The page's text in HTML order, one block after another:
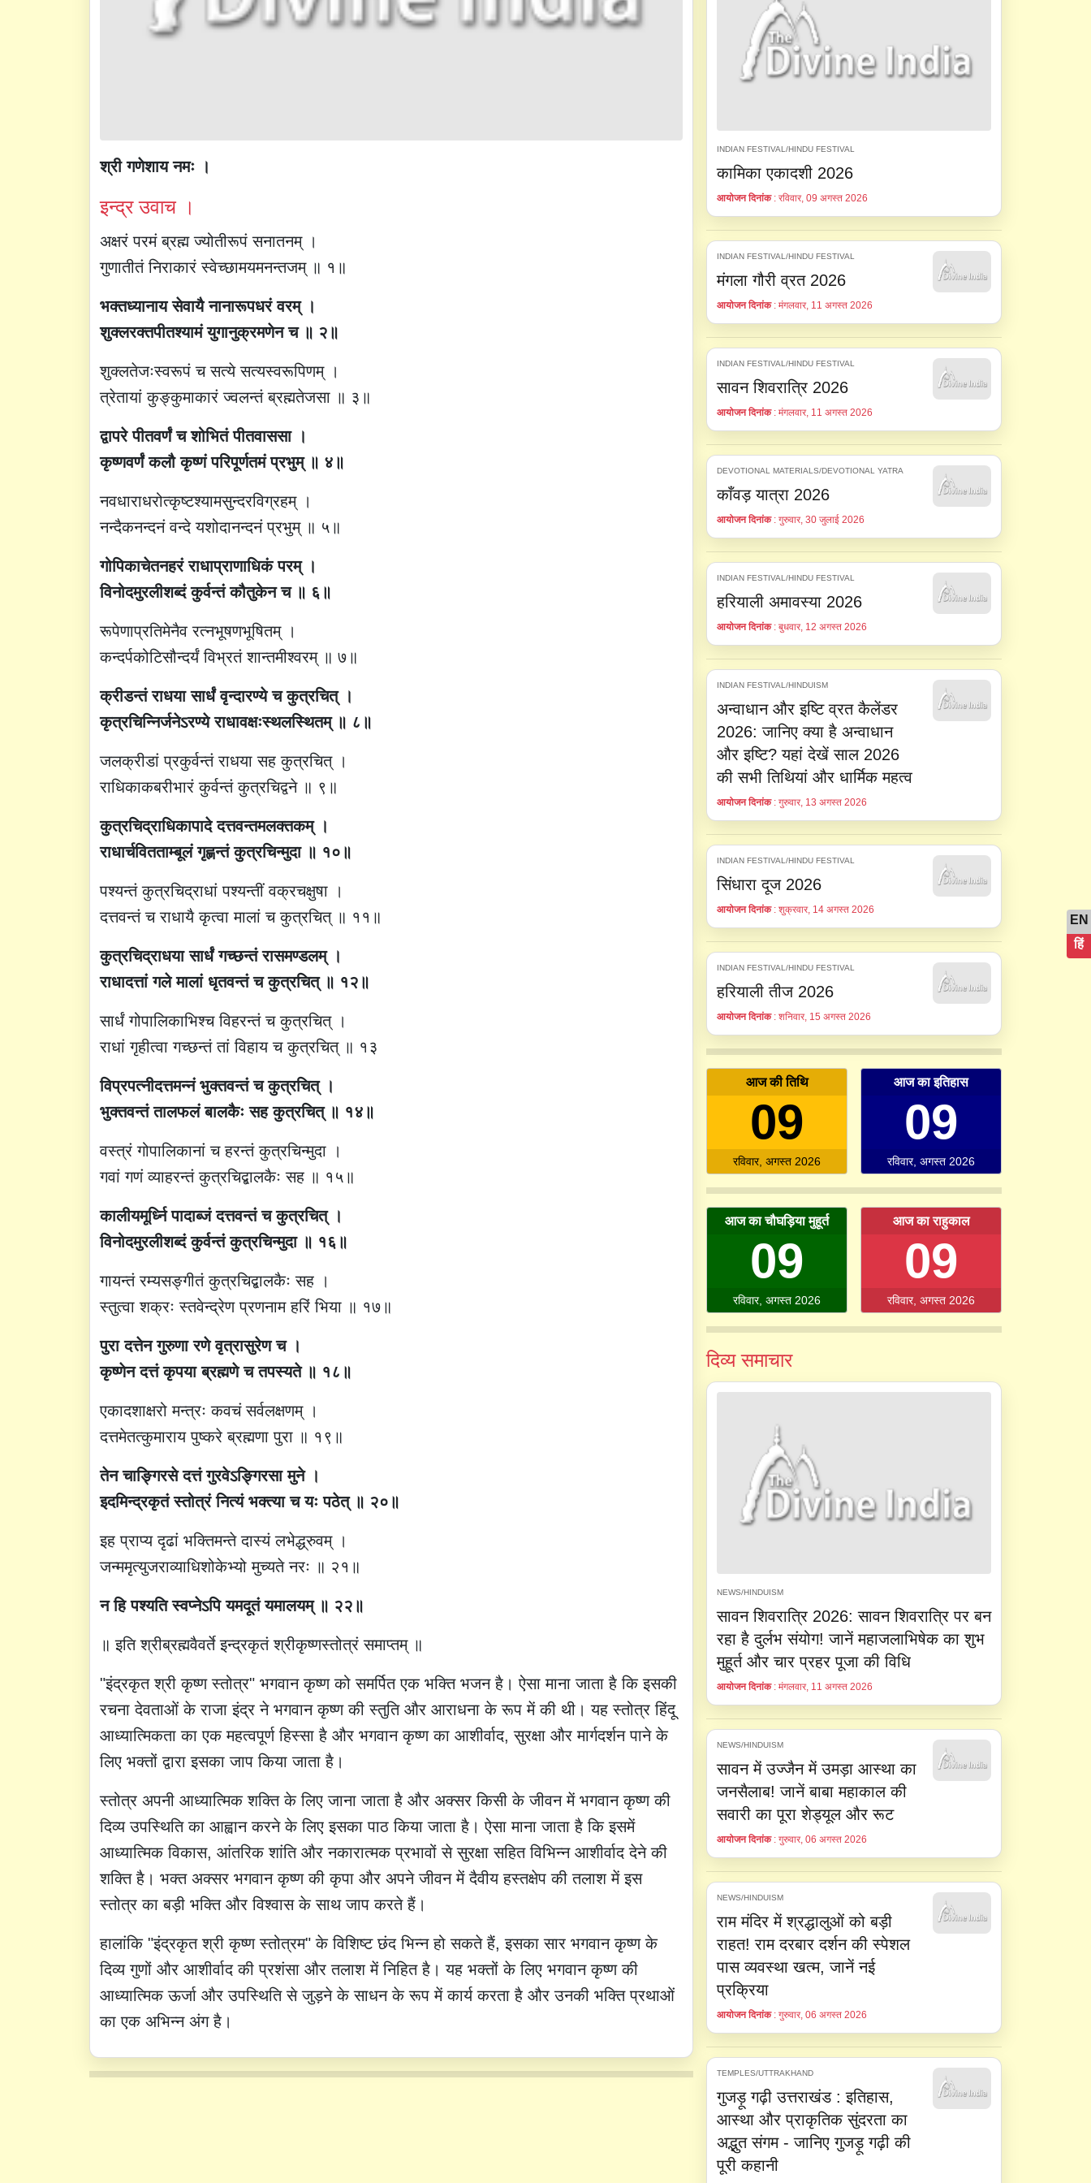
श्री गणेशाय नमः ।
इन्द्र उवाच ।
अक्षरं परमं ब्रह्म ज्योतीरूपं सनातनम् ।
गुणातीतं निराकारं स्वेच्छामयमनन्तजम् ॥ १॥
भक्तध्यानाय सेवायै नानारूपधरं वरम् ।
शुक्लरक्तपीतश्यामं युगानुक्रमणेन च ॥ २॥
शुक्लतेजःस्वरूपं च सत्ये सत्यस्वरूपिणम् ।
त्रेतायां कुङ्कुमाकारं ज्वलन्तं ब्रह्मतेजसा ॥ ३॥
द्वापरे पीतवर्णं च शोभितं पीतवाससा ।
कृष्णवर्णं कलौ कृष्णं परिपूर्णतमं प्रभुम् ॥ ४॥
नवधाराधरोत्कृष्टश्यामसुन्दरविग्रहम् ।
नन्दैकनन्दनं वन्दे यशोदानन्दनं प्रभुम् ॥ ५॥
गोपिकाचेतनहरं राधाप्राणाधिकं परम् ।
विनोदमुरलीशब्दं कुर्वन्तं कौतुकेन च ॥ ६॥
रूपेणाप्रतिमेनैव रत्नभूषणभूषितम् ।
कन्दर्पकोटिसौन्दर्यं विभ्रतं शान्तमीश्वरम् ॥ ७॥
क्रीडन्तं राधया सार्धं वृन्दारण्ये च कुत्रचित् ।
कृत्रचिन्निर्जनेऽरण्ये राधावक्षःस्थलस्थितम् ॥ ८॥
जलक्रीडां प्रकुर्वन्तं राधया सह कुत्रचित् ।
राधिकाकबरीभारं कुर्वन्तं कुत्रचिद्वने ॥ ९॥
कुत्रचिद्राधिकापादे दत्तवन्तमलक्तकम् ।
राधार्चवितताम्बूलं गृह्णन्तं कुत्रचिन्मुदा ॥ १०॥
पश्यन्तं कुत्रचिद्राधां पश्यन्तीं वक्रचक्षुषा ।
दत्तवन्तं च राधायै कृत्वा मालां च कुत्रचित् ॥ ११॥
कुत्रचिद्राधया सार्धं गच्छन्तं रासमण्डलम् ।
राधादत्तां गले मालां धृतवन्तं च कुत्रचित् ॥ १२॥
सार्धं गोपालिकाभिश्च विहरन्तं च कुत्रचित् ।
राधां गृहीत्वा गच्छन्तं तां विहाय च कुत्रचित् ॥ १३
विप्रपत्नीदत्तमन्नं भुक्तवन्तं च कुत्रचित् ।
भुक्तवन्तं तालफलं बालकैः सह कुत्रचित् ॥ १४॥
वस्त्रं गोपालिकानां च हरन्तं कुत्रचिन्मुदा ।
गवां गणं व्याहरन्तं कुत्रचिद्बालकैः सह ॥ १५॥
कालीयमूर्ध्नि पादाब्जं दत्तवन्तं च कुत्रचित् ।
विनोदमुरलीशब्दं कुर्वन्तं कुत्रचिन्मुदा ॥ १६॥
गायन्तं रम्यसङ्गीतं कुत्रचिद्बालकैः सह ।
स्तुत्वा शक्रः स्तवेन्द्रेण प्रणनाम हरिं भिया ॥ १७॥
पुरा दत्तेन गुरुणा रणे वृत्रासुरेण च ।
कृष्णेन दत्तं कृपया ब्रह्मणे च तपस्यते ॥ १८॥
एकादशाक्षरो मन्त्रः कवचं सर्वलक्षणम् ।
दत्तमेतत्कुमाराय पुष्करे ब्रह्मणा पुरा ॥ १९॥
तेन चाङ्गिरसे दत्तं गुरवेऽङ्गिरसा मुने ।
इदमिन्द्रकृतं स्तोत्रं नित्यं भक्त्या च यः पठेत् ॥ २०॥
इह प्राप्य दृढां भक्तिमन्ते दास्यं लभेद्ध्रुवम् ।
जन्ममृत्युजराव्याधिशोकेभ्यो मुच्यते नरः ॥ २१॥
न हि पश्यति स्वप्नेऽपि यमदूतं यमालयम् ॥ २२॥
॥ इति श्रीब्रह्मवैवर्ते इन्द्रकृतं श्रीकृष्णस्तोत्रं समाप्तम् ॥
"इंद्रकृत श्री कृष्ण स्तोत्र" भगवान कृष्ण को समर्पित एक भक्ति भजन है। ऐसा माना जाता है कि इसकी
रचना देवताओं के राजा इंद्र ने भगवान कृष्ण की स्तुति और आराधना के रूप में की थी। यह स्तोत्र हिंदू
आध्यात्मिकता का एक महत्वपूर्ण हिस्सा है और भगवान कृष्ण का आशीर्वाद, सुरक्षा और मार्गदर्शन पाने के
लिए भक्तों द्वारा इसका जाप किया जाता है।
स्तोत्र अपनी आध्यात्मिक शक्ति के लिए जाना जाता है और अक्सर किसी के जीवन में भगवान कृष्ण की
दिव्य उपस्थिति का आह्वान करने के लिए इसका पाठ किया जाता है। ऐसा माना जाता है कि इसमें
आध्यात्मिक विकास, आंतरिक शांति और नकारात्मक प्रभावों से सुरक्षा सहित विभिन्न आशीर्वाद देने की
शक्ति है। भक्त अक्सर भगवान कृष्ण की कृपा और अपने जीवन में दैवीय हस्तक्षेप की तलाश में इस
स्तोत्र का बड़ी भक्ति और विश्वास के साथ जाप करते हैं।
हालांकि "इंद्रकृत श्री कृष्ण स्तोत्रम" के विशिष्ट छंद भिन्न हो सकते हैं, इसका सार भगवान कृष्ण के
दिव्य गुणों और आशीर्वाद की प्रशंसा और तलाश में निहित है। यह भक्तों के लिए भगवान कृष्ण की
आध्यात्मिक ऊर्जा और उपस्थिति से जुड़ने के साधन के रूप में कार्य करता है और उनकी भक्ति प्रथाओं
का एक अभिन्न अंग है।
INDIAN FESTIVAL/HINDU FESTIVAL
कामिका एकादशी 2026
आयोजन दिनांक: रविवार, 09 अगस्त 2026
INDIAN FESTIVAL/HINDU FESTIVAL
मंगला गौरी व्रत 2026
आयोजन दिनांक: मंगलवार, 11 अगस्त 2026
INDIAN FESTIVAL/HINDU FESTIVAL
सावन शिवरात्रि 2026
आयोजन दिनांक: मंगलवार, 11 अगस्त 2026
DEVOTIONAL MATERIALS/DEVOTIONAL YATRA
काँवड़ यात्रा 2026
आयोजन दिनांक: गुरुवार, 30 जुलाई 2026
INDIAN FESTIVAL/HINDU FESTIVAL
हरियाली अमावस्या 2026
आयोजन दिनांक: बुधवार, 12 अगस्त 2026
INDIAN FESTIVAL/HINDUISM
अन्वाधान और इष्टि व्रत कैलेंडर
2026: जानिए क्या है अन्वाधान
और इष्टि? यहां देखें साल 2026
की सभी तिथियां और धार्मिक महत्व
आयोजन दिनांक: गुरुवार, 13 अगस्त 2026
INDIAN FESTIVAL/HINDU FESTIVAL
सिंधारा दूज 2026
आयोजन दिनांक: शुक्रवार, 14 अगस्त 2026
INDIAN FESTIVAL/HINDU FESTIVAL
हरियाली तीज 2026
आयोजन दिनांक: शनिवार, 15 अगस्त 2026
आज की तिथि
09
रविवार, अगस्त 2026
आज का इतिहास
09
रविवार, अगस्त 2026
आज का चौघड़िया मुहूर्त
09
रविवार, अगस्त 2026
आज का राहुकाल
09
रविवार, अगस्त 2026
दिव्य समाचार
NEWS/HINDUISM
सावन शिवरात्रि 2026: सावन शिवरात्रि पर बन
रहा है दुर्लभ संयोग! जानें महाजलाभिषेक का शुभ
मुहूर्त और चार प्रहर पूजा की विधि
आयोजन दिनांक: मंगलवार, 11 अगस्त 2026
NEWS/HINDUISM
सावन में उज्जैन में उमड़ा आस्था का
जनसैलाब! जानें बाबा महाकाल की
सवारी का पूरा शेड्यूल और रूट
आयोजन दिनांक: गुरुवार, 06 अगस्त 2026
NEWS/HINDUISM
राम मंदिर में श्रद्धालुओं को बड़ी
राहत! राम दरबार दर्शन की स्पेशल
पास व्यवस्था खत्म, जानें नई
प्रक्रिया
आयोजन दिनांक: गुरुवार, 06 अगस्त 2026
TEMPLES/UTTRAKHAND
गुजड़ू गढ़ी उत्तराखंड : इतिहास,
आस्था और प्राकृतिक सुंदरता का
अद्भुत संगम - जानिए गुजड़ू गढ़ी की
पूरी कहानी
EN
हिं